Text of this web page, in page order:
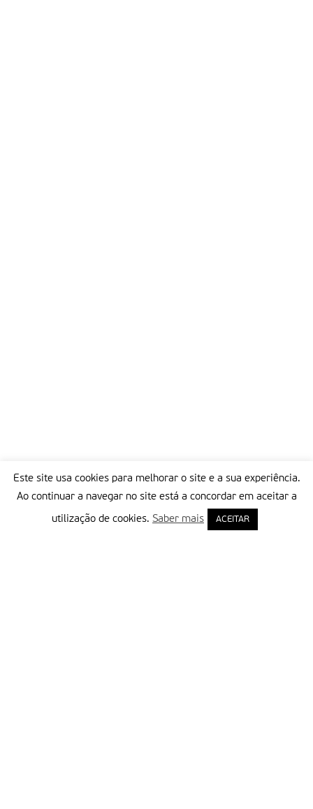
Este site usa cookies para melhorar o site e a sua experiência.
Ao continuar a navegar no site está a concordar em aceitar a
utilização de cookies. Saber mais ACEITAR